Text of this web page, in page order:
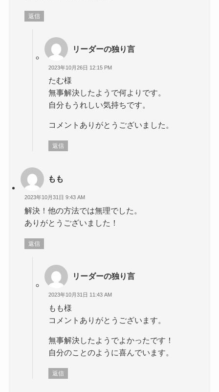
返信
リーダーの独り言
2023年10月26日 12:15 PM
たむ様
無事解決したようで何よりです。
自分もうれしい気持ちです。
コメントありがとうございました。
返信
もも
2023年10月31日 9:43 AM
解決！他の方法では無理でした。
ありがとうございました！
返信
リーダーの独り言
2023年10月31日 11:43 AM
もも様
コメントありがとうございます。
無事解決したようでよかったです！
自分のことのように喜んでいます。
返信